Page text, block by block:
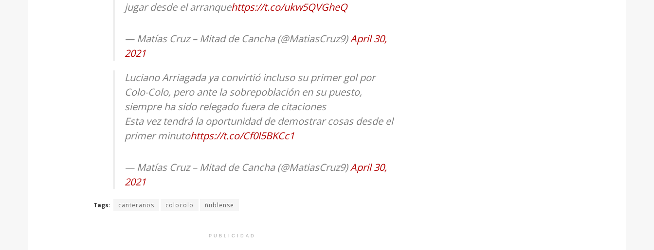
jugar desde el arranquehttps://t.co/ukw5QVGheQ
— Matías Cruz – Mitad de Cancha (@MatiasCruz9)April 30,
2021
Luciano Arriagada ya convirtió incluso su primer gol por
Colo-Colo, pero ante la sobrepoblación en su puesto,
siempre ha sido relegado fuera de citaciones
Esta vez tendrá la oportunidad de demostrar cosas desde el
primer minutohttps://t.co/Cf0l5BKCc1
— Matías Cruz – Mitad de Cancha (@MatiasCruz9)April 30,
2021
Tags: canteranos colocolo ñublense
PUBLICIDAD